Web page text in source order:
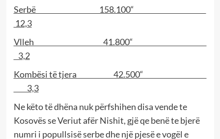
Serbë 158.100“
12,3
Vlleh 41.800“
3,2
Kombësi të tjera 42.500“
3,3
Ne këto të dhëna nuk përfshihen disa vende te
Kosovës se Veriut afër Nishit, gjë qe benë te bjerë
numri i popullsisë serbe dhe një pjesë e vogël e